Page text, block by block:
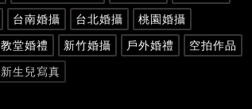
台南婚攝 台北婚攝
桃園婚攝
教堂婚禮 新竹婚攝 戶外婚禮
空拍作品
新生兒寫真